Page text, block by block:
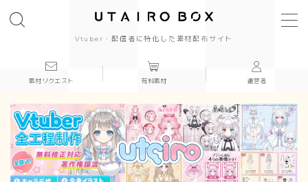
Vtuber・配信者に特化した素材配布サイト
かっこいい
かわいい
素材リクエスト 有料素材 運営者